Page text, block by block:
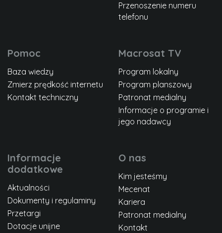
Przenoszenie numeru
telefonu
Pomoc
Baza wiedzy
Zmierz prędkość internetu
Kontakt techniczny
Macrosat TV
Program lokalny
Program planszowy
Patronat medialny
Informacje o programie i
jego nadawcy
Informacje
dodatkowe
Aktualności
Dokumenty i regulaminy
Przetargi
Dotacje unijne
O nas
Kim jesteśmy
Mecenat
Kariera
Patronat medialny
Kontakt